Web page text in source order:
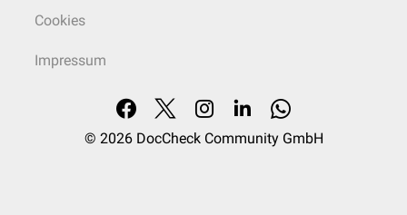
Cookies
Impressum
© 2026 DocCheck Community GmbH